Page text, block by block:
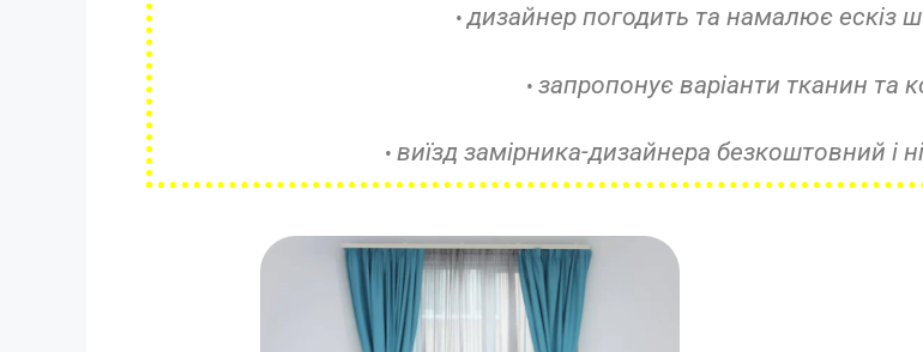
•дизайнер погодить та намалює ескіз
• запропонує варіанти тканин та
• виїзд замірника-дизайнера безкоштовний і